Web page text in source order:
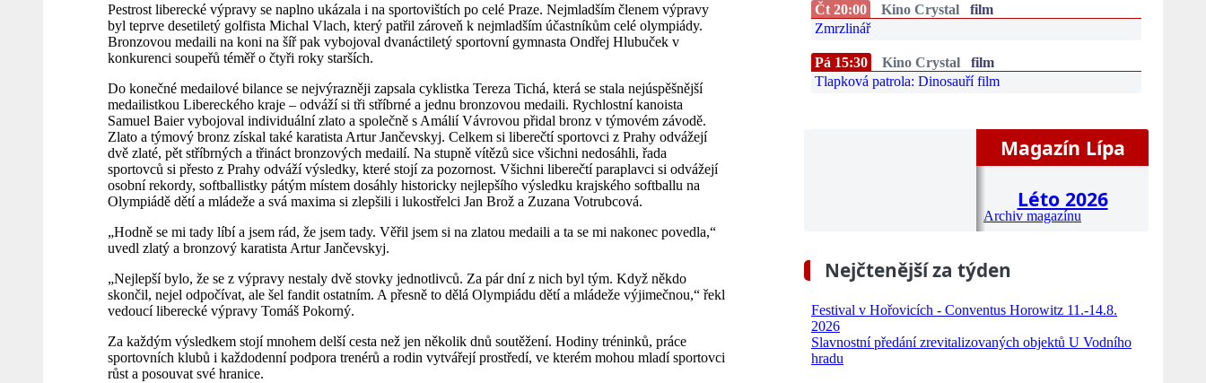
Pestrost liberecké výpravy se naplno ukázala i na sportovištích po celé Praze. Nejmladším členem výpravy
byl teprve desetiletý golfista Michal Vlach, který patřil zároveň k nejmladším účastníkům celé olympiády.
Bronzovou medaili na koni na šíř pak vybojoval dvanáctiletý sportovní gymnasta Ondřej Hlubuček v
konkurenci soupeřů téměř o čtyři roky starších.
Do konečné medailové bilance se nejvýrazněji zapsala cyklistka Tereza Tichá, která se stala nejúspěšnější
medailistkou Libereckého kraje – odváží si tři stříbrné a jednu bronzovou medaili. Rychlostní kanoista
Samuel Baier vybojoval individuální zlato a společně s Amálií Vávrovou přidal bronz v týmovém závodě.
Zlato a týmový bronz získal také karatista Artur Jančevskyj. Celkem si liberečtí sportovci z Prahy odvážejí
dvě zlaté, pět stříbrných a třináct bronzových medailí. Na stupně vítězů sice všichni nedosáhli, řada
sportovců si přesto z Prahy odváží výsledky, které stojí za pozornost. Všichni liberečtí paraplavci si odvážejí
osobní rekordy, softballistky pátým místem dosáhly historicky nejlepšího výsledku krajského softballu na
Olympiádě dětí a mládeže a svá maxima si zlepšili i lukostřelci Jan Brož a Zuzana Votrubcová.
„Hodně se mi tady líbí a jsem rád, že jsem tady. Věřil jsem si na zlatou medaili a ta se mi nakonec povedla,“
uvedl zlatý a bronzový karatista Artur Jančevskyj.
„Nejlepší bylo, že se z výpravy nestaly dvě stovky jednotlivců. Za pár dní z nich byl tým. Když někdo
skončil, nejel odpočívat, ale šel fandit ostatním. A přesně to dělá Olympiádu dětí a mládeže výjimečnou,“ řekl
vedoucí liberecké výpravy Tomáš Pokorný.
Za každým výsledkem stojí mnohem delší cesta než jen několik dnů soutěžení. Hodiny tréninků, práce
sportovních klubů i každodenní podpora trenérů a rodin vytvářejí prostředí, ve kterém mohou mladí sportovci
růst a posouvat své hranice.
Čt 20:00 Kino Crystal
film
Zmrzlinář
Pá 15:30 Kino Crystal
film
Tlapková patrola: Dinosauří film
Magazín Lípa
Léto 2026
Archiv magazínu
Nejčtenější za týden
Festival v Hořovicích - Conventus Horowitz 11.-14.8.
2026
Slavnostní předání zrevitalizovaných objektů U Vodního
hradu